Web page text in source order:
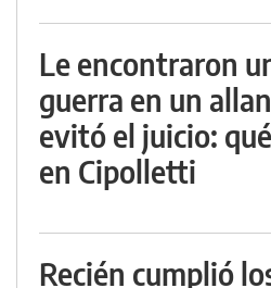
Le encontraron
guerra en un
evitó el juicio:
en Cipolletti
Recién cumplió